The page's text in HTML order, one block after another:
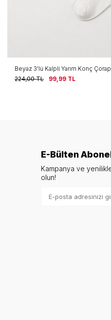
Bej-Ekru 3'lü Desenli Patik Çorap
194,00TL 99,99TL
E-Bülten
Kampanya ve
olun!